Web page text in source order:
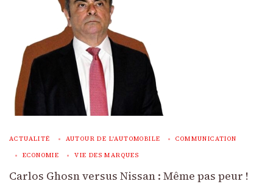
ACTUALITÉ AUTOUR DE L'AUTOMOBILE COMMUNICATION
ECONOMIE VIE DES MARQUES
Carlos Ghosn versus Nissan : Même pas peur !